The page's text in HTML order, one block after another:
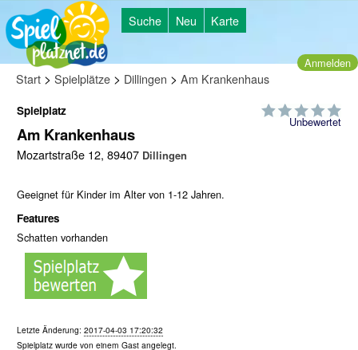
Suche Neu Karte
Anmelden
Start > Spielplätze > Dillingen > Am Krankenhaus
Unbewertet
Spielplatz
Am Krankenhaus
Mozartstraße 12, 89407 Dillingen
Geeignet für Kinder im Alter von 1-12 Jahren.
Features
Schatten vorhanden
Letzte Änderung: 2017-04-03 17:20:32
Spielplatz wurde von einem Gast angelegt.